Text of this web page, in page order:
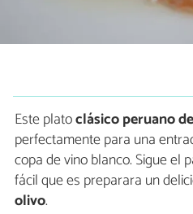
Este platoclásico peruano
perfectamente para una
copa de vino blanco. Sigue el
fácil que es preparara un
olivo.